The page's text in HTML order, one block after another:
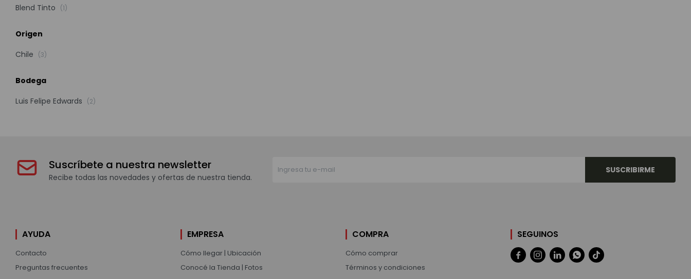
Blend Tinto (1)
Origen
Chile
(3)
Bodega
Luis Felipe Edwards
(2)
Suscríbete a nuestra newsletter
Recibe todas las novedades y ofertas de nuestra tienda.
SUSCRIBIRME
AYUDA
Contacto
Preguntas frecuentes
EMPRESA
Cómo llegar | Ubicación
Conocé la Tienda | Fotos
COMPRA
Cómo comprar
Términos y condiciones
SEGUINOS
    